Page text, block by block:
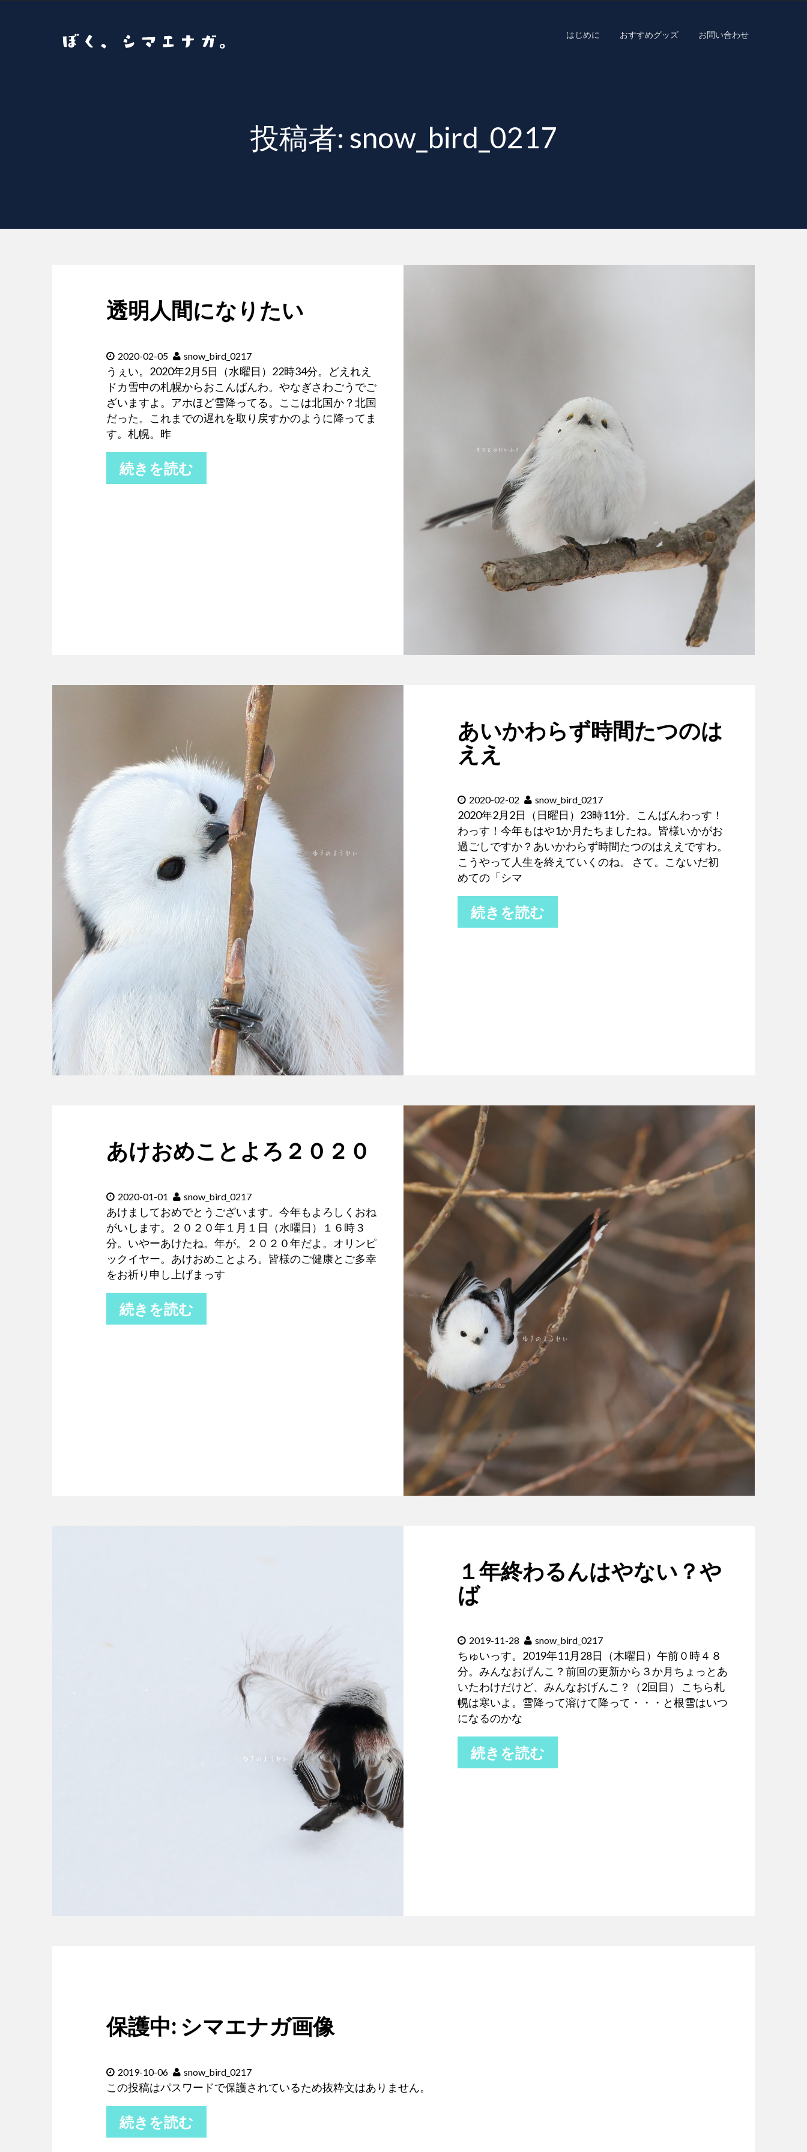
はじめに おすすめグッズ お問い合わせ
投稿者: snow_bird_0217
透明人間になりたい
2020-02-05 snow_bird_0217
うぇい。2020年2月5日（水曜日）22時34分。どえれえ
ドカ雪中の札幌からおこんばんわ。やなぎさわごうでご
ざいますよ。アホほど雪降ってる。ここは北国か？北国
だった。これまでの遅れを取り戻すかのように降ってま
す。札幌。昨
続きを読む
あいかわらず時間たつのは
ええ
2020-02-02 snow_bird_0217
2020年2月2日（日曜日）23時11分。こんばんわっす！
わっす！今年もはや1か月たちましたね。皆様いかがお
過ごしですか？あいかわらず時間たつのはええですわ。
こうやって人生を終えていくのね。 さて。こないだ初
めての「シマ
続きを読む
あけおめことよろ２０２０
2020-01-01 snow_bird_0217
あけましておめでとうございます。今年もよろしくおね
がいします。２０２０年１月１日（水曜日）１６時３
分。いやーあけたね。年が。２０２０年だよ。オリンピ
ックイヤー。あけおめことよろ。皆様のご健康とご多幸
をお祈り申し上げまっす
続きを読む
１年終わるんはやない？や
ば
2019-11-28 snow_bird_0217
ちゅいっす。2019年11月28日（木曜日）午前０時４８
分。みんなおげんこ？前回の更新から３か月ちょっとあ
いたわけだけど、みんなおげんこ？（2回目） こちら札
幌は寒いよ。雪降って溶けて降って・・・と根雪はいつ
になるのかな
続きを読む
保護中: シマエナガ画像
2019-10-06 snow_bird_0217
この投稿はパスワードで保護されているため抜粋文はありません。
続きを読む